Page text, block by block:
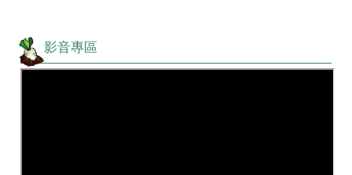
影音專區